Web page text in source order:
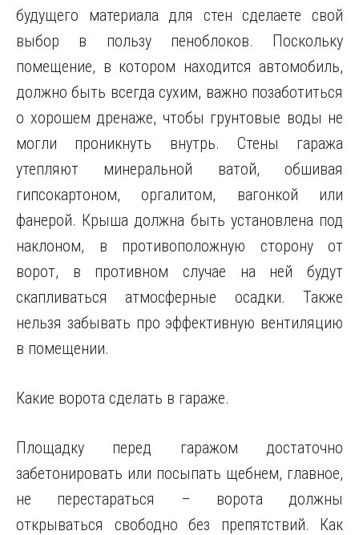
будущего материала для стен сделаете свой
выбор в пользу пеноблоков. Поскольку
помещение, в котором находится автомобиль,
должно быть всегда сухим, важно позаботиться
о хорошем дренаже, чтобы грунтовые воды не
могли проникнуть внутрь. Стены гаража
утепляют минеральной ватой, обшивая
гипсокартоном, оргалитом, вагонкой или
фанерой. Крыша должна быть установлена под
наклоном, в противоположную сторону от
ворот, в противном случае на ней будут
скапливаться атмосферные осадки. Также
нельзя забывать про эффективную вентиляцию
в помещении.
Какие ворота сделать в гараже.
Площадку перед гаражом достаточно
забетонировать или посыпать щебнем, главное,
не перестараться – ворота должны
открываться свободно без препятствий. Как